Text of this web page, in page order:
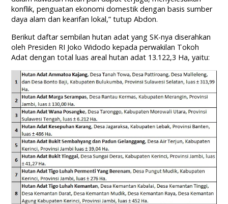
konflik, penguatan ekonomi domestik dengan basis sumber
daya alam dan kearifan lokal,” tutup Abdon.
Berikut daftar sembilan hutan adat yang SK-nya diserahkan
oleh Presiden RI Joko Widodo kepada perwakilan Tokoh
Adat dengan total luas areal hutan adat 13.122,3 Ha, yaitu: